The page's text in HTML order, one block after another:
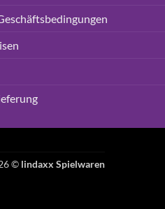
© lindaxx Spielwaren